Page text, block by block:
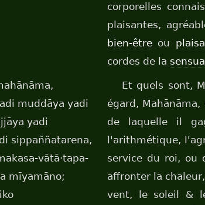
corporelles
plaisantes,
bien-êtreou
cordes de la
muddāya yadi
yadi
sippaññatarena,
vātā·tapa-
mīyamāno;
Et quels sont,
égard,
de laquelle il
l'arithmétique,
service du roi, ou
affronter la
vent, le soleil &